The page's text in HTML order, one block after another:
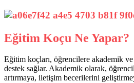
Eğitim Koçu Ne Yapar?
Eğitim koçları, öğrencilere akademik
destek sağlar. Akademik olarak,
artırmaya, iletişim becerilerini